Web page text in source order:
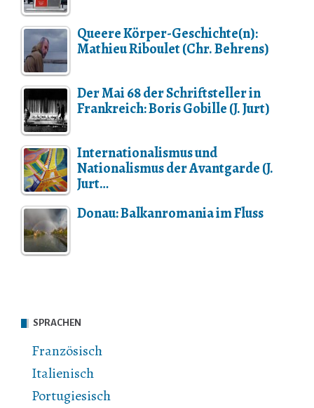
Queere Körper-Geschichte(n):
Mathieu Riboulet (Chr. Behrens)
Der Mai 68 der Schriftsteller in
Frankreich: Boris Gobille (J. Jurt)
Internationalismus und
Nationalismus der Avantgarde (J.
Jurt…
Donau: Balkanromania im Fluss
SPRACHEN
Französisch
Italienisch
Portugiesisch